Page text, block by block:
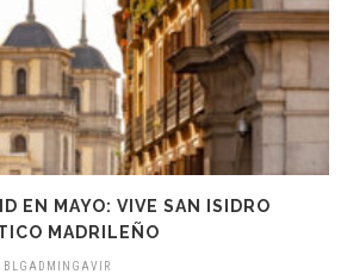
EN MAYO: VIVE SAN ISIDRO
MADRILEÑO
BLGADMINGAVIR